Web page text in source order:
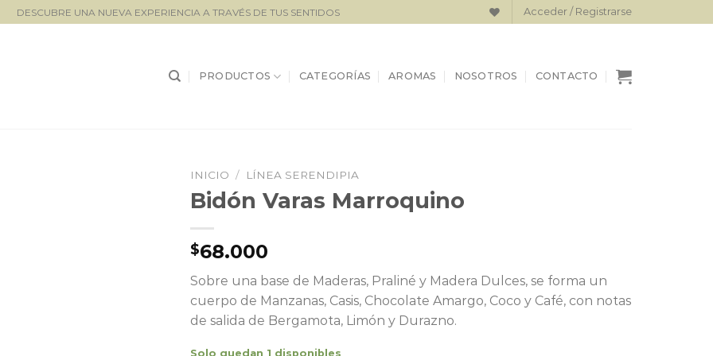
DESCUBRE UNA NUEVA EXPERIENCIA A TRAVÉS DE TUS SENTIDOS Acceder / Registrarse
PRODUCTOS CATEGORÍAS AROMAS NOSOTROS CONTACTO
INICIO / LÍNEA SERENDIPIA
Bidón Varas Marroquino
$68.000
Sobre una base de Maderas, Praliné y Madera Dulces, se forma un
cuerpo de Manzanas, Casis, Chocolate Amargo, Coco y Café, con notas
de salida de Bergamota, Limón y Durazno.
Solo quedan 1 disponibles